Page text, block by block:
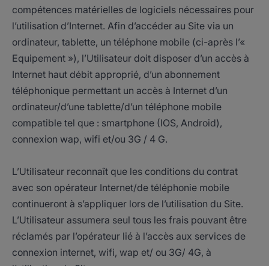
compétences matérielles de logiciels nécessaires pour
l’utilisation d’Internet. Afin d’accéder au Site via un
ordinateur, tablette, un téléphone mobile (ci-après l’«
Equipement »), l’Utilisateur doit disposer d’un accès à
Internet haut débit approprié, d’un abonnement
téléphonique permettant un accès à Internet d’un
ordinateur/d’une tablette/d’un téléphone mobile
compatible tel que : smartphone (IOS, Android),
connexion wap, wifi et/ou 3G / 4 G.
L’Utilisateur reconnaît que les conditions du contrat
avec son opérateur Internet/de téléphonie mobile
continueront à s’appliquer lors de l’utilisation du Site.
L’Utilisateur assumera seul tous les frais pouvant être
réclamés par l’opérateur lié à l’accès aux services de
connexion internet, wifi, wap et/ ou 3G/ 4G, à